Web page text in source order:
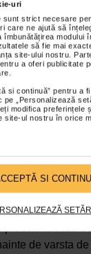
uri
sunt strict necesare
care ne ajută să
îmbunătățirea modului
să fie mai
site-ului nostru.
a oferi publicitate
si continuă” pentru a
„Personalizează
modifica preferințele
site-ul nostru în orice
SI
in
40 si 50 de ani
sunt
colici renale
50.000 de
–
preventive,
inevitabila. Se
de varsta